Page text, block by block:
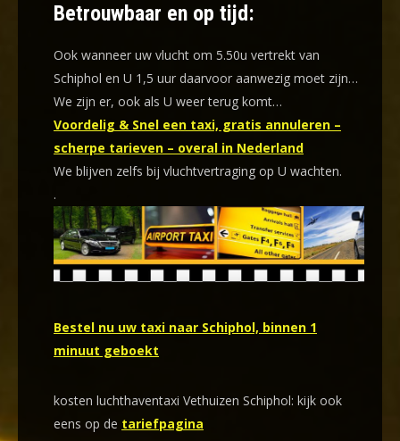
Betrouwbaar en op tijd:
Ook wanneer uw vlucht om 5.50u vertrekt van
Schiphol en U 1,5 uur daarvoor aanwezig moet zijn…
We zijn er, ook als U weer terug komt…
Voordelig & Snel een taxi, gratis annuleren –
scherpe tarieven – overal in Nederland
We blijven zelfs bij vluchtvertraging op U wachten.
.
Bestel nu uw taxi naar Schiphol, binnen 1
minuut geboekt
kosten luchthaventaxi Vethuizen Schiphol: kijk ook
eens op de tariefpagina